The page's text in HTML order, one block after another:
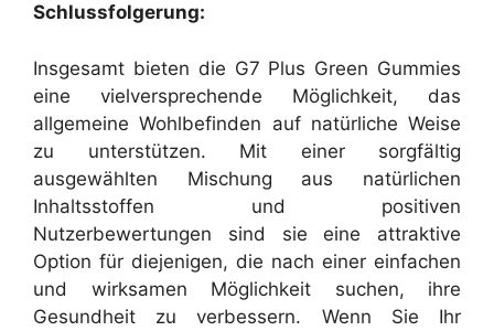
Schlussfolgerung:
Insgesamt bieten die G7 Plus Green Gummies
eine vielversprechende Möglichkeit, das
allgemeine Wohlbefinden auf natürliche Weise
zu unterstützen. Mit einer sorgfältig
ausgewählten Mischung aus natürlichen
Inhaltsstoffen und positiven
Nutzerbewertungen sind sie eine attraktive
Option für diejenigen, die nach einer einfachen
und wirksamen Möglichkeit suchen, ihre
Gesundheit zu verbessern. Wenn Sie Ihr